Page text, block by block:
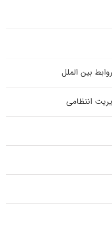
بین الملل
انتظامی